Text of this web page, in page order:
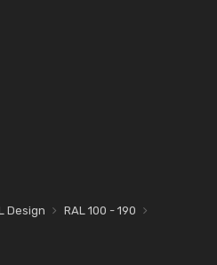
Design
RAL 100 - 190